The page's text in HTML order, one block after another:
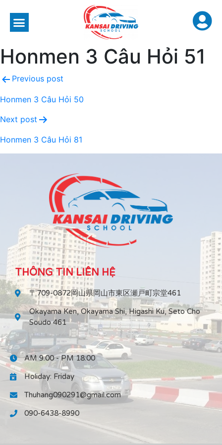
Honmen 3 Câu Hỏi 51
Previous post
Honmen 3 Câu Hỏi 50
Next post
Honmen 3 Câu Hỏi 81
THÔNG TIN LIÊN HỆ
〒709-0872岡山県岡山市東区瀬戸町宗堂461
Okayama Ken, Okayama Shi, Higashi Ku, Seto Cho
Soudo 461
AM 9:00 - PM 18:00
Holiday: Friday
Thuhang090291@gmail.com
090-6438-8990